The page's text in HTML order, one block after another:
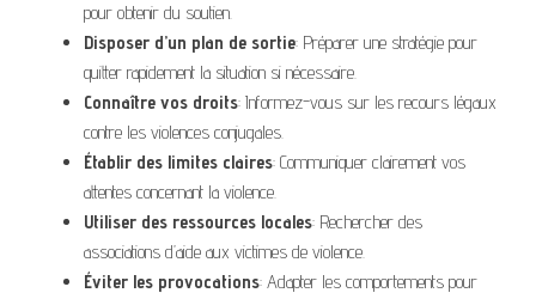
pour obtenir du soutien.
Disposer d’un plan de sortie: Préparer une stratégie pour
quitter rapidement la situation si nécessaire.
Connaître vos droits: Informez-vous sur les recours légaux
contre les violences conjugales.
Établir des limites claires: Communiquer clairement vos
attentes concernant la violence.
Utiliser des ressources locales: Rechercher des
associations d’aide aux victimes de violence.
Éviter les provocations: Adapter les comportements pour